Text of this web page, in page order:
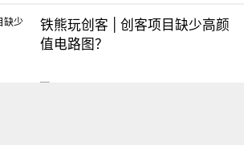
铁熊玩创客 | 创客项目缺少高颜
值电路图？